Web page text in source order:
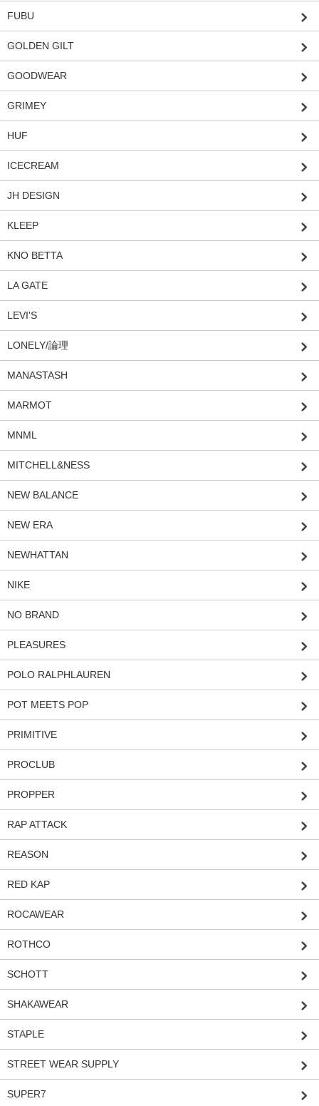
FUBU
GOLDEN GILT
GOODWEAR
GRIMEY
HUF
ICECREAM
JH DESIGN
KLEEP
KNO BETTA
LA GATE
LEVI'S
LONELY/論理
MANASTASH
MARMOT
MNML
MITCHELL&NESS
NEW BALANCE
NEW ERA
NEWHATTAN
NIKE
NO BRAND
PLEASURES
POLO RALPHLAUREN
POT MEETS POP
PRIMITIVE
PROCLUB
PROPPER
RAP ATTACK
REASON
RED KAP
ROCAWEAR
ROTHCO
SCHOTT
SHAKAWEAR
STAPLE
STREET WEAR SUPPLY
SUPER7